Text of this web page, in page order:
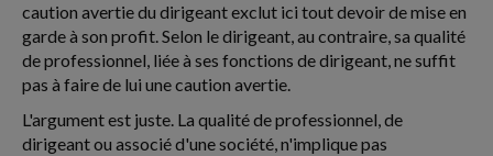
caution avertie du dirigeant exclut ici tout devoir de mise en
garde à son profit. Selon le dirigeant, au contraire, sa qualité
de professionnel, liée à ses fonctions de dirigeant, ne suffit
pas à faire de lui une caution avertie.
L'argument est juste. La qualité de professionnel, de
dirigeant ou associé d'une société, n'implique pas